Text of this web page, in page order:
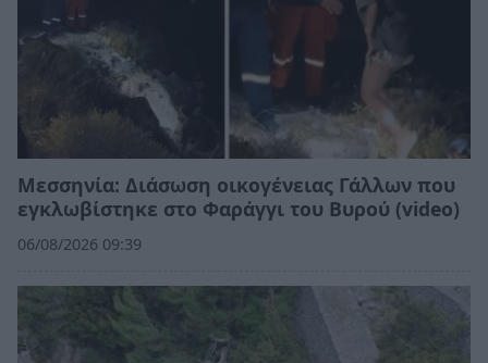
Μεσσηνία: Διάσωση οικογένειας Γάλλων που
εγκλωβίστηκε στο Φαράγγι του Βυρού (video)
06/08/2026 09:39